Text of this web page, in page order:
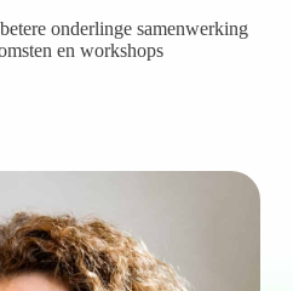
onderlinge samenwerking
en workshops